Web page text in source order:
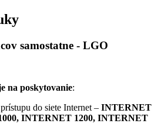
samostatne - LGO
na poskytovanie:
do siete Internet – INTERNET
INTERNET 1200, INTERNET